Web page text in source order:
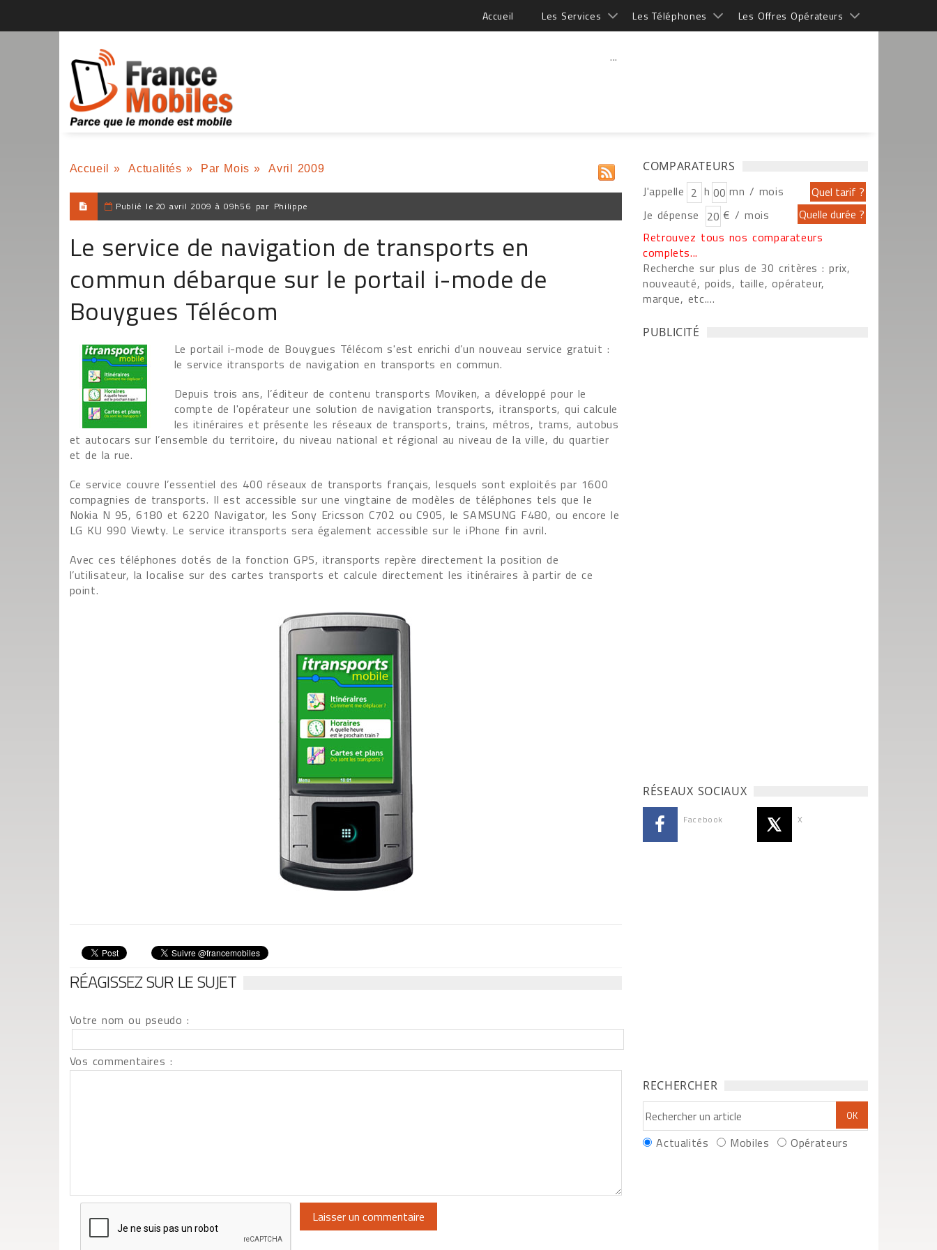
Accueil Les Services Les Téléphones Les Offres Opérateurs
...
Accueil » Actualités » Par Mois » Avril 2009
Publié le 20 avril 2009 à 09h56 par Philippe
Le service de navigation de transports en
commun débarque sur le portail i-mode de
Bouygues Télécom
Le portail i-mode de Bouygues Télécom s'est enrichi d’un nouveau service gratuit :
le service itransports de navigation en transports en commun.
Depuis trois ans, l’éditeur de contenu transports Moviken, a développé pour le
compte de l'opérateur une solution de navigation transports, itransports, qui calcule
les itinéraires et présente les réseaux de transports, trains, métros, trams, autobus
et autocars sur l’ensemble du territoire, du niveau national et régional au niveau de la ville, du quartier
et de la rue.
Ce service couvre l’essentiel des 400 réseaux de transports français, lesquels sont exploités par 1600
compagnies de transports. Il est accessible sur une vingtaine de modèles de téléphones tels que le
Nokia N 95, 6180 et 6220 Navigator, les Sony Ericsson C702 ou C905, le SAMSUNG F480, ou encore le
LG KU 990 Viewty. Le service itransports sera également accessible sur le iPhone fin avril.
Avec ces téléphones dotés de la fonction GPS, itransports repère directement la position de
l’utilisateur, la localise sur des cartes transports et calcule directement les itinéraires à partir de ce
point.
RÉAGISSEZ SUR LE SUJET
Votre nom ou pseudo :
Vos commentaires :
COMPARATEURS
J'appelle h
mn / mois
Je dépense
€ / mois
Retrouvez tous nos comparateurs
complets...
Recherche sur plus de 30 critères : prix,
nouveauté, poids, taille, opérateur,
marque, etc....
PUBLICITÉ
RÉSEAUX SOCIAUX
Facebook X
RECHERCHER
Actualités Mobiles Opérateurs